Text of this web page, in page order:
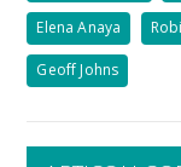
Elena Anaya
Geoff Johns